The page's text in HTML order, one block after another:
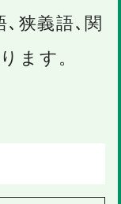
狭義語､関
ます。